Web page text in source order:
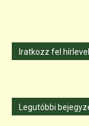
Iratkozz fel
Legutóbbi